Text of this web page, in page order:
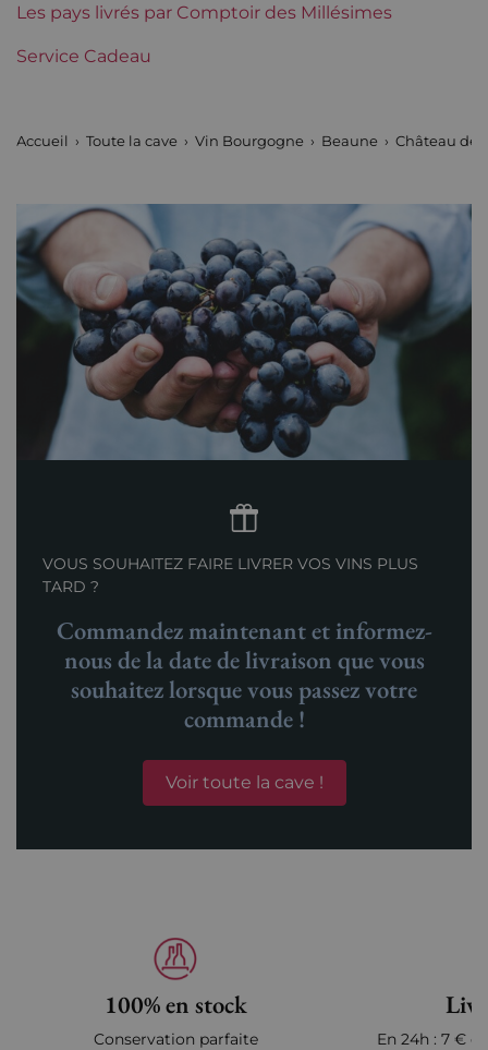
Les pays livrés par Comptoir des Millésimes
Service Cadeau
Accueil Toute la cave Vin Bourgogne Beaune Château de
VOUS SOUHAITEZ FAIRE LIVRER VOS VINS PLUS
TARD ?
Commandez maintenant et informez-
nous de la date de livraison que vous
souhaitez lorsque vous passez votre
commande !
Voir toute la cave !
100% en stock
Conservation parfaite En 24h : 7 €